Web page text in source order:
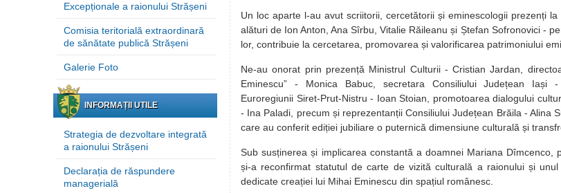
Excepționale a raionului Strășeni
Comisia teritorială extraordinară
de sănătate publică Strășeni
Galerie Foto
INFORMAȚII UTILE
Strategia de dezvoltare integrată
a raionului Strășeni
Declarația de răspundere
managerială
Un loc aparte l-au avut scriitorii, cercetătorii și eminescologii prezenți
alături de Ion Anton, Ana Sîrbu, Vitalie Răileanu și Ștefan Sofronovici -
lor, contribuie la cercetarea, promovarea și valorificarea patrimoniului
Ne-au onorat prin prezență Ministrul Culturii - Cristian Jardan,
Eminescu” - Monica Babuc, secretara Consiliului Județean Iași -
Euroregiunii Siret-Prut-Nistru - Ioan Stoian, promotoarea dialogului
- Ina Paladi, precum și reprezentanții Consiliului Județean Brăila - Alina
care au conferit ediției jubiliare o puternică dimensiune culturală și
Sub susținerea și implicarea constantă a doamnei Mariana Dîmcenco,
și-a reconfirmat statutul de carte de vizită culturală a raionului și
dedicate creației lui Mihai Eminescu din spațiul românesc.